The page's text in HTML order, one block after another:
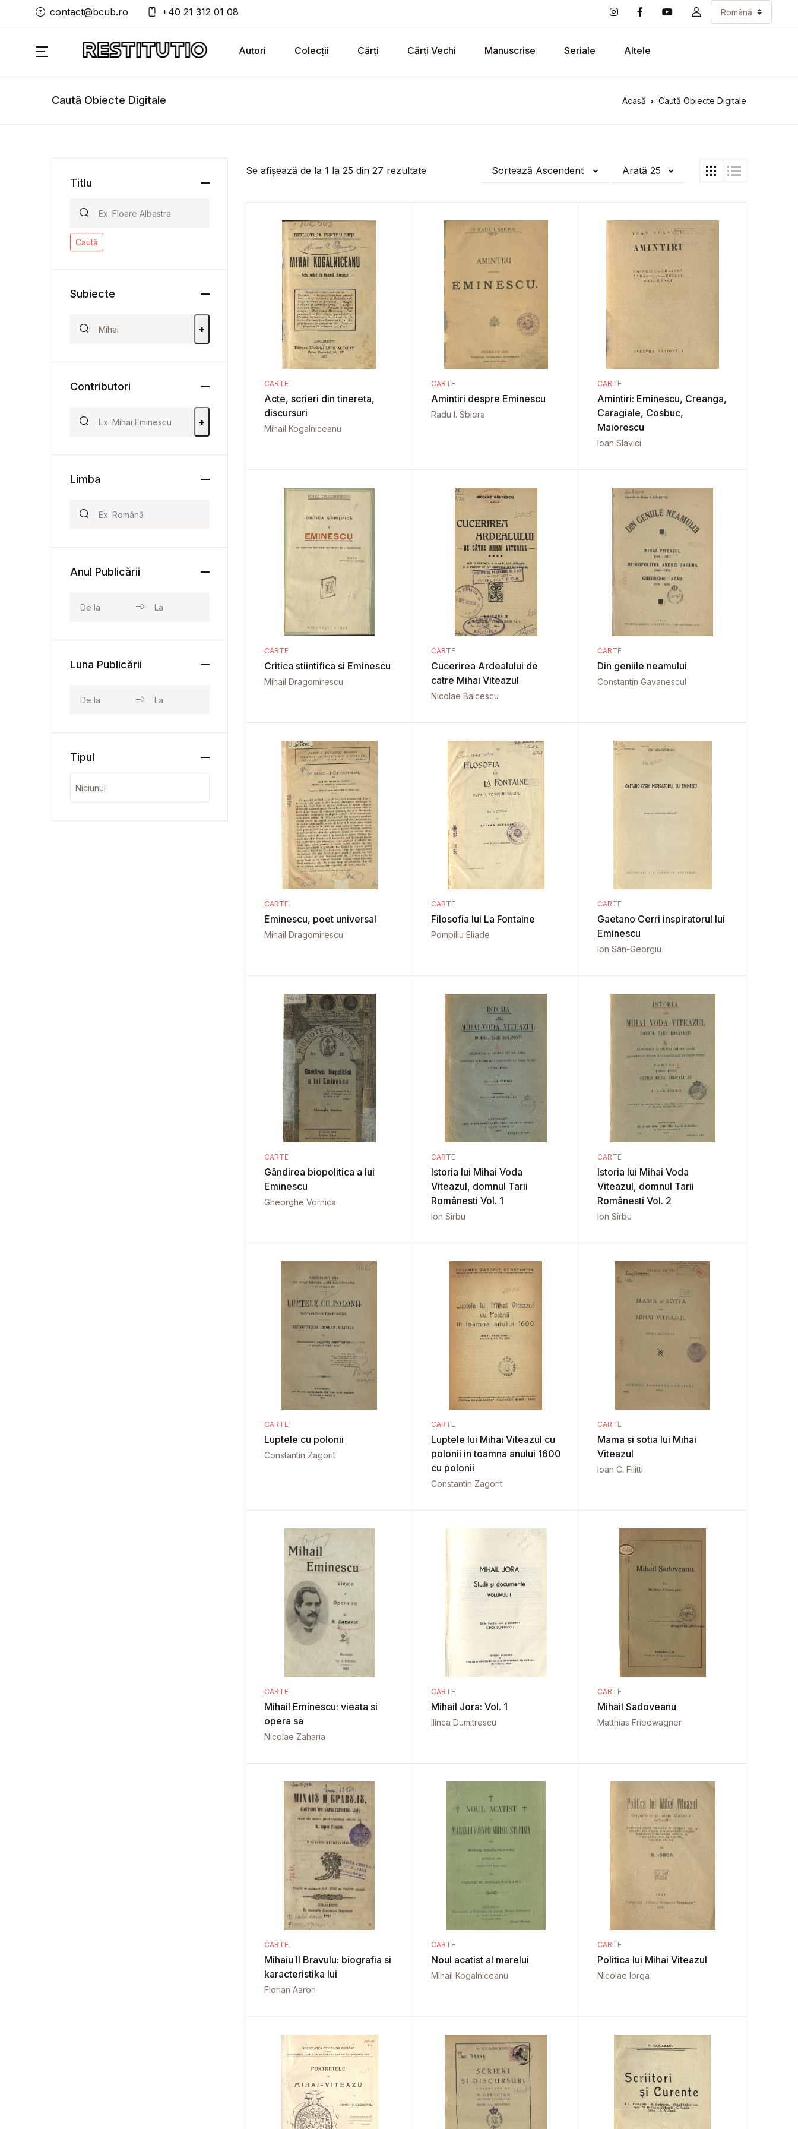
contact@bcub.ro +40 21 312 01 08
Autori Colecții Cărți Cărți Vechi Manuscrise Seriale Altele
Caută Obiecte Digitale Acasă Caută Obiecte Digitale
Se afișează de la 1 la 25 din 27 rezultate Sortează Ascendent Arată 25
CARTE
Acte, scrieri din tinereta,
discursuri
Mihail Kogalniceanu
CARTE
Amintiri despre Eminescu
Radu I. Sbiera
CARTE
Amintiri: Eminescu, Creanga,
Caragiale, Cosbuc,
Maiorescu
Ioan Slavici
CARTE
Critica stiintifica si Eminescu
Mihail Dragomirescu
CARTE
Cucerirea Ardealului de
catre Mihai Viteazul
Nicolae Balcescu
CARTE
Din geniile neamului
Constantin Gavanescul
CARTE
Eminescu, poet universal
Mihail Dragomirescu
CARTE
Filosofia lui La Fontaine
Pompiliu Eliade
CARTE
Gaetano Cerri inspiratorul lui
Eminescu
Ion Sân-Georgiu
CARTE
Gândirea biopolitica a lui
Eminescu
Gheorghe Vornica
CARTE
Istoria lui Mihai Voda
Viteazul, domnul Tarii
Românesti Vol. 1
Ion Sîrbu
CARTE
Istoria lui Mihai Voda
Viteazul, domnul Tarii
Românesti Vol. 2
Ion Sîrbu
CARTE
Luptele cu polonii
Constantin Zagorit
CARTE
Luptele lui Mihai Viteazul cu
polonii in toamna anului 1600
cu polonii
Constantin Zagorit
CARTE
Mama si sotia lui Mihai
Viteazul
Ioan C. Filitti
CARTE
Mihail Eminescu: vieata si
opera sa
Nicolae Zaharia
CARTE
Mihail Jora: Vol. 1
Ilinca Dumitrescu
CARTE
Mihail Sadoveanu
Matthias Friedwagner
CARTE
Mihaiu II Bravulu: biografia si
karacteristika lui
Florian Aaron
CARTE
Noul acatist al marelui
Mihail Kogalniceanu
CARTE
Politica lui Mihai Viteazul
Nicolae Iorga
Titlu
Caută
Subiecte
+
Contributori
+
Limba
Anul Publicării
Luna Publicării
Tipul